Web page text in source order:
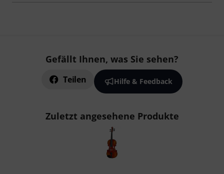
Gefällt Ihnen, was Sie sehen?
Teilen Hilfe & Feedback
Zuletzt angesehene Produkte